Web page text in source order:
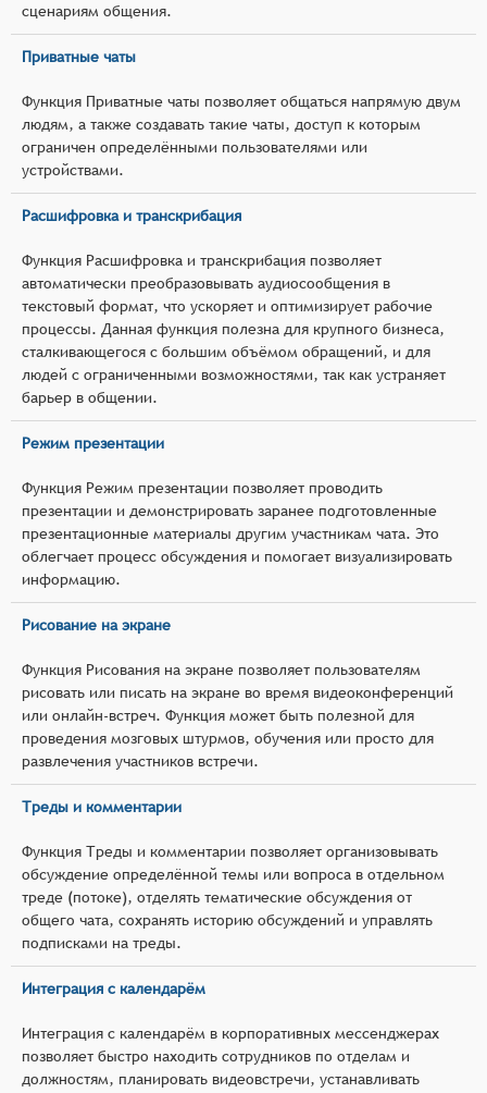
сценариям общения.
Приватные чаты
Функция Приватные чаты позволяет общаться напрямую двум
людям, а также создавать такие чаты, доступ к которым
ограничен определёнными пользователями или
устройствами.
Расшифровка и транскрибация
Функция Расшифровка и транскрибация позволяет
автоматически преобразовывать аудиосообщения в
текстовый формат, что ускоряет и оптимизирует рабочие
процессы. Данная функция полезна для крупного бизнеса,
сталкивающегося с большим объёмом обращений, и для
людей с ограниченными возможностями, так как устраняет
барьер в общении.
Режим презентации
Функция Режим презентации позволяет проводить
презентации и демонстрировать заранее подготовленные
презентационные материалы другим участникам чата. Это
облегчает процесс обсуждения и помогает визуализировать
информацию.
Рисование на экране
Функция Рисования на экране позволяет пользователям
рисовать или писать на экране во время видеоконференций
или онлайн-встреч. Функция может быть полезной для
проведения мозговых штурмов, обучения или просто для
развлечения участников встречи.
Треды и комментарии
Функция Треды и комментарии позволяет организовывать
обсуждение определённой темы или вопроса в отдельном
треде (потоке), отделять тематические обсуждения от
общего чата, сохранять историю обсуждений и управлять
подписками на треды.
Интеграция с календарём
Интеграция с календарём в корпоративных мессенджерах
позволяет быстро находить сотрудников по отделам и
должностям, планировать видеовстречи, устанавливать